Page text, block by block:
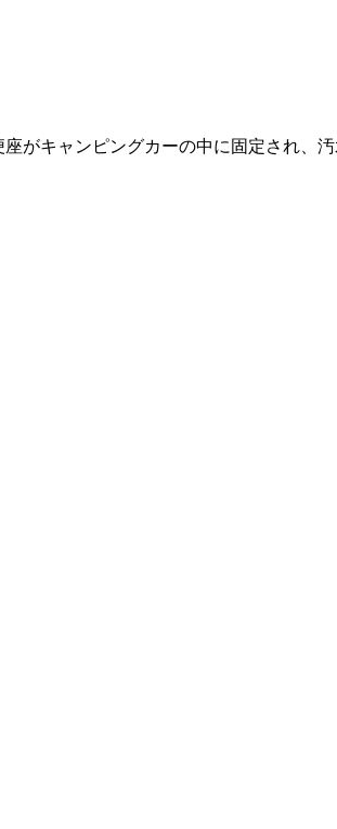
がキャンピングカーの中に固定され、